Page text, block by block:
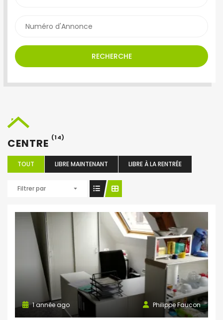
RECHERCHE
CENTRE (14)
TOUT LIBRE MAINTENANT LIBRE À LA RENTRÉE
Filtrer par
Philippe Faucon
1 année ago